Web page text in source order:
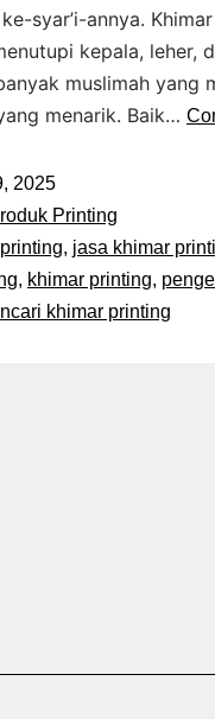
syar’i-annya.
kepala, leher,
muslimah yang
menarik. Baik…
2025
Printing
, jasa khimar
, khimar printing,
khimar printing